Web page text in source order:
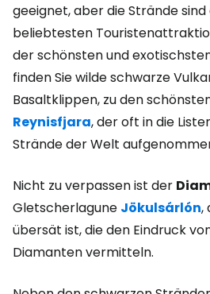
geeignet, aber die Strände
beliebtesten
der schönsten und
finden Sie wilde schwarze
Basaltklippen, zu den
Reynisfjara, der oft in die
Strände der Welt
Nicht zu verpassen ist der
Gletscherlagune Jökulsárlón,
übersät ist, die den Eindruck
Diamanten vermitteln.